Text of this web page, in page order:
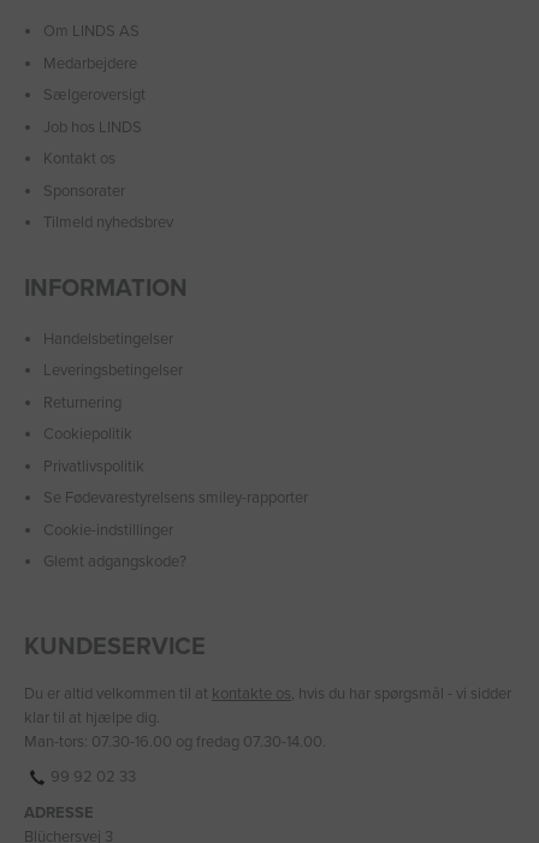
Om LINDS AS
Medarbejdere
Sælgeroversigt
Job hos LINDS
Kontakt os
Sponsorater
Tilmeld nyhedsbrev
INFORMATION
Handelsbetingelser
Leveringsbetingelser
Returnering
Cookiepolitik
Privatlivspolitik
Se Fødevarestyrelsens smiley-rapporter
Cookie-indstillinger
Glemt adgangskode?
KUNDESERVICE
Du er altid velkommen til at kontakte os, hvis du har spørgsmål - vi sidder
klar til at hjælpe dig.
Man-tors: 07.30-16.00 og fredag 07.30-14.00.
99 92 02 33
ADRESSE
Blüchersvej 3